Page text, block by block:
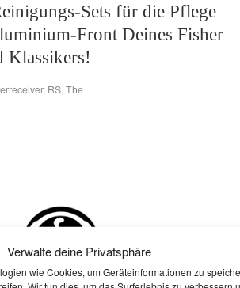
Verwalte deine Privatsphäre
wie Cookies, um Geräteinformationen zu
Sets für die Pflege
Front Deines Fisher
Klassikers!
, RS,The